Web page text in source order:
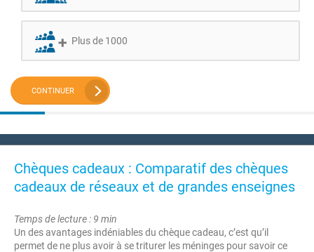
Plus de 1000
CONTINUER
Chèques cadeaux : Comparatif des chèques
cadeaux de réseaux et de grandes enseignes
Temps de lecture : 9 min
Un des avantages indéniables du chèque cadeau, c’est qu’il
permet de ne plus avoir à se triturer les méninges pour savoir ce